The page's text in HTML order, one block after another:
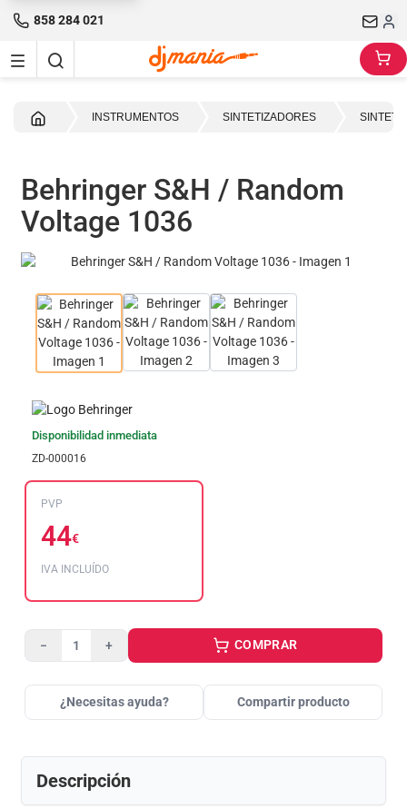
858 284 021
INSTRUMENTOS SINTETIZADORES
Behringer S&H / Random
Voltage 1036
Disponibilidad inmediata
ZD-000016
PVP
44€
IVA INCLUÍDO
− + COMPRAR
¿Necesitas ayuda? Compartir producto
Descripción